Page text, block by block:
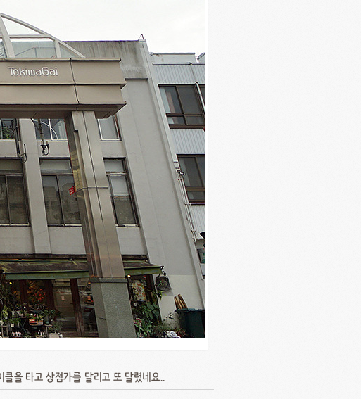
을 타고 상점가를 달리고 또 달렸네요..